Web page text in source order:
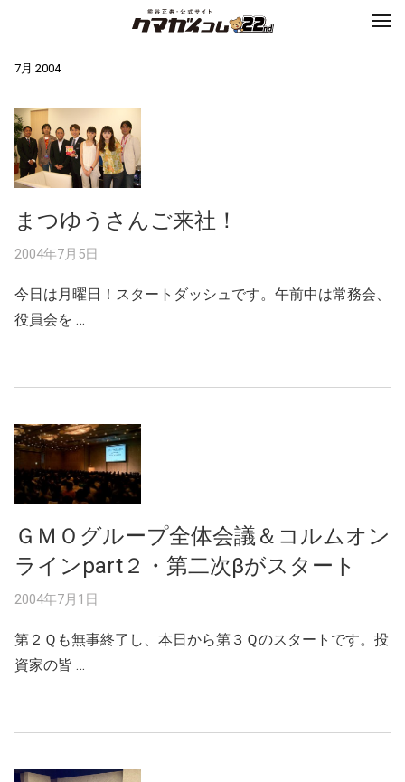
7月 2004
まつゆうさんご来社！
2004年7月5日
今日は月曜日！スタートダッシュです。午前中は常務会、
役員会を …
ＧＭＯグループ全体会議＆コルムオン
ラインpart２・第二次βがスタート
2004年7月1日
第２Ｑも無事終了し、本日から第３Ｑのスタートです。投
資家の皆 …